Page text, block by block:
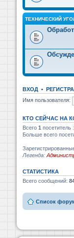
ТЕХНИЧЕСКИЙ
ВХОД •
Имя пользователя:
КТО СЕЙЧАС НА
Всего 1 посетитель
Больше всего
Легенда:
СТАТИСТИКА
Всего сообщений:
Список